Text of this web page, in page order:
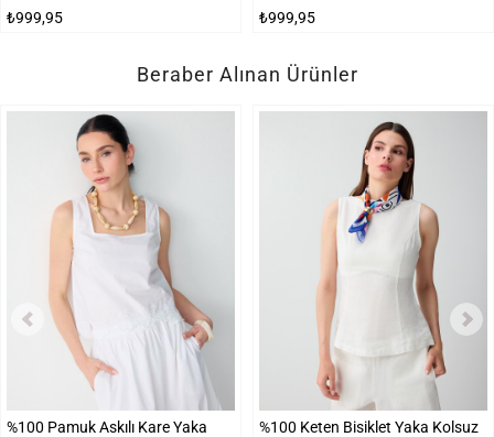
₺999,95 ₺999,95
Beraber Alınan Ürünler
%100 Pamuk Askılı Kare Yaka
%100 Keten Bisiklet Yaka Kolsuz